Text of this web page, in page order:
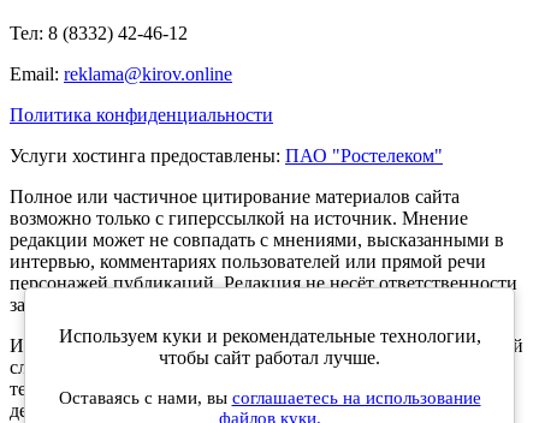
Тел: 8 (8332) 42-46-12
Email: reklama@kirov.online
Политика конфиденциальности
Услуги хостинга предоставлены: ПАО "Ростелеком"
Полное или частичное цитирование материалов сайта
возможно только с гиперссылкой на источник. Мнение
редакции может не совпадать с мнениями, высказанными в
интервью, комментариях пользователей или прямой речи
персонажей публикаций. Редакция не несёт ответственности
за текст комментариев читателей.
Интернет-портал Kirov.online зарегистрирован в Федеральной
службе по надзору в сфере связи, информационных
технологий и массовых коммуникаций (Роскомнадзор) 5
декабря 2019 года. Регистрационный номер ЭЛ № ФС 77 -
Используем куки и рекомендательные технологии,
чтобы сайт работал лучше.
Оставаясь с нами, вы соглашаетесь на использование
файлов куки.